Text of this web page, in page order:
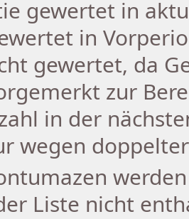
gewertet in
in
gewertet, da
zur
in der
wegen
Liste nicht